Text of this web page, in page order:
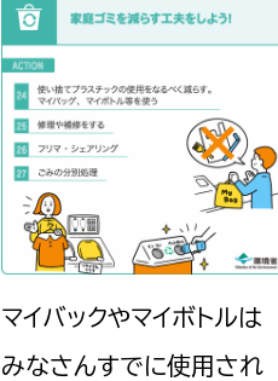
マイバックやマイボトルは
みなさんすでに使用され